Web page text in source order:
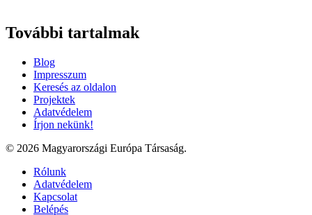
További tartalmak
Blog
Impresszum
Keresés az oldalon
Projektek
Adatvédelem
Írjon nekünk!
© 2026 Magyarországi Európa Társaság.
Rólunk
Adatvédelem
Kapcsolat
Belépés